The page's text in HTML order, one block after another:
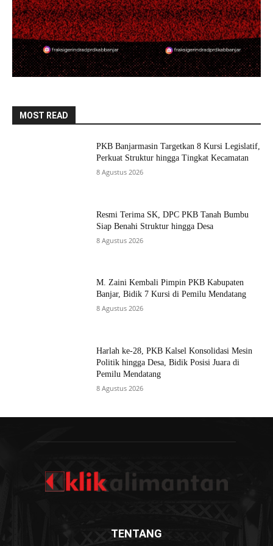
MOST READ
PKB Banjarmasin Targetkan 8 Kursi Legislatif,
Perkuat Struktur hingga Tingkat Kecamatan
8 Agustus 2026
Resmi Terima SK, DPC PKB Tanah Bumbu
Siap Benahi Struktur hingga Desa
8 Agustus 2026
M. Zaini Kembali Pimpin PKB Kabupaten
Banjar, Bidik 7 Kursi di Pemilu Mendatang
8 Agustus 2026
Harlah ke-28, PKB Kalsel Konsolidasi Mesin
Politik hingga Desa, Bidik Posisi Juara di
Pemilu Mendatang
8 Agustus 2026
TENTANG